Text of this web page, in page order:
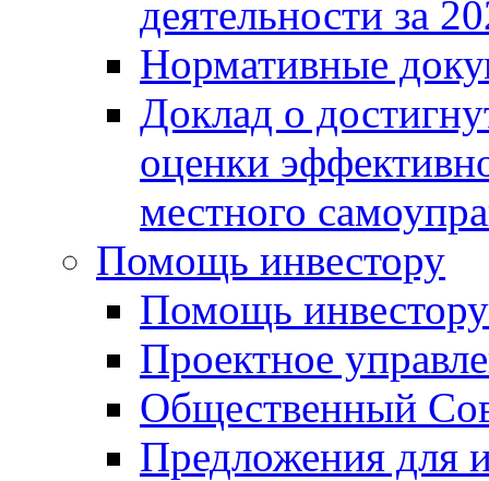
деятельности за
Нормативные
Доклад о
оценки
местного
Помощь инвестору
Помощь инвестору
Проектное
Общественный
Предложения для